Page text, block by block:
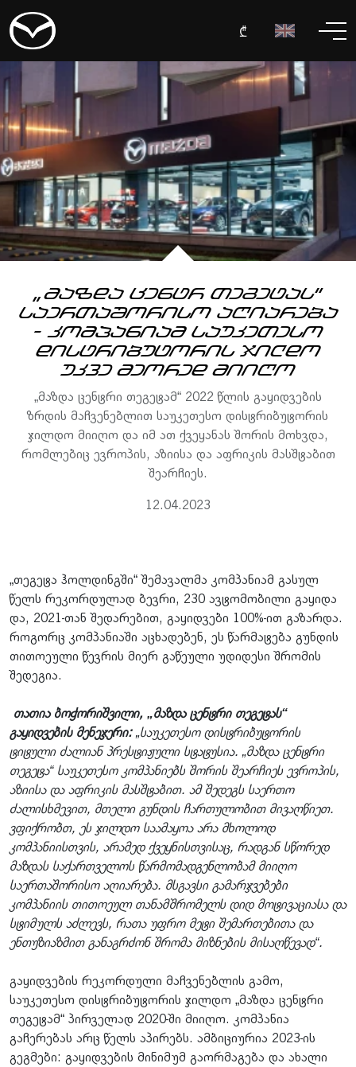
₾
„მაზდა ცენტრ თეგეტას“
საერთაშორისო აღიარება
- კომპანიამ საუკეთესო
დისტრიბუტორის ჯილდო
უკვე მეორედ მიიღო
„მაზდა ცენტრი თეგეტამ“ 2022 წლის გაყიდვების
ზრდის მაჩვენებლით საუკეთესო დისტრიბუტორის
ჯილდო მიიღო და იმ ათ ქვეყანას შორის მოხვდა,
რომლებიც ევროპის, აზიისა და აფრიკის მასშტაბით
შეარჩიეს.
12.04.2023
„თეგეტა ჰოლდინგში“ შემავალმა კომპანიამ გასულ
წელს რეკორდულად ბევრი, 230 ავტომობილი გაყიდა
და, 2021-თან შედარებით, გაყიდვები 100%-ით გაზარდა.
როგორც კომპანიაში აცხადებენ, ეს წარმატება გუნდის
თითოეული წევრის მიერ გაწეული უდიდესი შრომის
შედეგია.
თათია ბოჭორიშვილი, „მაზდა ცენტრი თეგეტას“
გაყიდვების მენეჯერი:„საუკეთესო დისტრიბუტორის
ტიტული ძალიან პრესტიჟული სტატუსია. „მაზდა ცენტრი
თეგეტა“ საუკეთესო კომპანიებს შორის შეარჩიეს ევროპის,
აზიისა და აფრიკის მასშტაბით. ამ შედეგს საერთო
ძალისხმევით, მთელი გუნდის ჩართულობით მივაღწიეთ.
ვფიქრობთ, ეს ჯილდო საამაყოა არა მხოლოდ
კომპანიისთვის, არამედ ქვეყნისთვისაც, რადგან სწორედ
მაზდას საქართველოს წარმომადგენლობამ მიიღო
საერთაშორისო აღიარება. მსგავსი გამარჯვებები
კომპანიის თითოეულ თანამშრომელს დიდ მოტივაციასა და
სტიმულს აძლევს, რათა უფრო მეტი შემართებითა და
ენთუზიაზმით განაგრძონ შრომა მიზნების მისაღწევად“.
გაყიდვების რეკორდული მაჩვენებლის გამო,
საუკეთესო დისტრიბუტორის ჯილდო „მაზდა ცენტრი
თეგეტამ“ პირველად 2020-ში მიიღო. კომპანია
გაჩერებას არც წელს აპირებს. ამბიციურია 2023-ის
გეგმები: გაყიდვების მინიმუმ გაორმაგება და ახალი